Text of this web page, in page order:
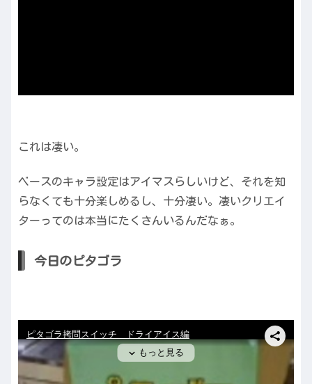
これは凄い。
ベースのキャラ設定はアイマスらしいけど、それを知
らなくても十分楽しめるし、十分凄い。凄いクリエイ
ターってのは本当にたくさんいるんだなぁ。
今日のピタゴラ